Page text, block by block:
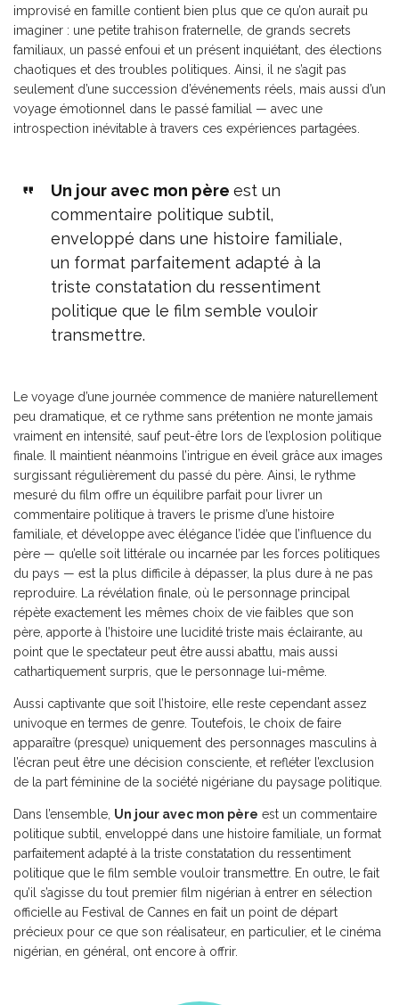
improvisé en famille contient bien plus que ce qu’on aurait pu
imaginer : une petite trahison fraternelle, de grands secrets
familiaux, un passé enfoui et un présent inquiétant, des élections
chaotiques et des troubles politiques. Ainsi, il ne s’agit pas
seulement d’une succession d’événements réels, mais aussi d’un
voyage émotionnel dans le passé familial — avec une
introspection inévitable à travers ces expériences partagées.
Un jour avec mon père est un
commentaire politique subtil,
enveloppé dans une histoire familiale,
un format parfaitement adapté à la
triste constatation du ressentiment
politique que le film semble vouloir
transmettre.
Le voyage d’une journée commence de manière naturellement
peu dramatique, et ce rythme sans prétention ne monte jamais
vraiment en intensité, sauf peut-être lors de l’explosion politique
finale. Il maintient néanmoins l’intrigue en éveil grâce aux images
surgissant régulièrement du passé du père. Ainsi, le rythme
mesuré du film offre un équilibre parfait pour livrer un
commentaire politique à travers le prisme d’une histoire
familiale, et développe avec élégance l’idée que l’influence du
père — qu’elle soit littérale ou incarnée par les forces politiques
du pays — est la plus difficile à dépasser, la plus dure à ne pas
reproduire. La révélation finale, où le personnage principal
répète exactement les mêmes choix de vie faibles que son
père, apporte à l’histoire une lucidité triste mais éclairante, au
point que le spectateur peut être aussi abattu, mais aussi
cathartiquement surpris, que le personnage lui-même.
Aussi captivante que soit l’histoire, elle reste cependant assez
univoque en termes de genre. Toutefois, le choix de faire
apparaître (presque) uniquement des personnages masculins à
l’écran peut être une décision consciente, et refléter l’exclusion
de la part féminine de la société nigériane du paysage politique.
Dans l’ensemble, Un jour avec mon père est un commentaire
politique subtil, enveloppé dans une histoire familiale, un format
parfaitement adapté à la triste constatation du ressentiment
politique que le film semble vouloir transmettre. En outre, le fait
qu’il s’agisse du tout premier film nigérian à entrer en sélection
officielle au Festival de Cannes en fait un point de départ
précieux pour ce que son réalisateur, en particulier, et le cinéma
nigérian, en général, ont encore à offrir.